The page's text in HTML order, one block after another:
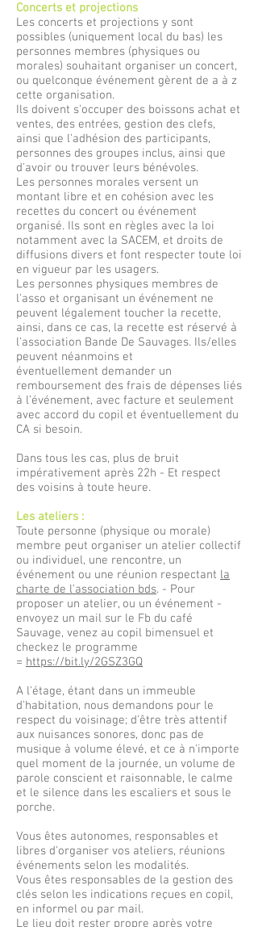
Concerts et projections
Les concerts et projections y sont
possibles (uniquement local du bas) les
personnes membres (physiques ou
morales) souhaitant organiser un concert,
ou quelconque événement gèrent de a à z
cette organisation.
Ils doivent s'occuper des boissons achat et
ventes, des entrées, gestion des clefs,
ainsi que l'adhésion des participants,
personnes des groupes inclus, ainsi que
d'avoir ou trouver leurs bénévoles.
Les personnes morales versent un
montant libre et en cohésion avec les
recettes du concert ou événement
organisé. Ils sont en règles avec la loi
notamment avec la SACEM, et droits de
diffusions divers et font respecter toute loi
en vigueur par les usagers.
Les personnes physiques membres de
l'asso et organisant un événement ne
peuvent légalement toucher la recette,
ainsi, dans ce cas, la recette est réservé à
l'association Bande De Sauvages. Ils/elles
peuvent néanmoins et
éventuellement demander un
remboursement des frais de dépenses liés
à l’événement, avec facture et seulement
avec accord du copil et éventuellement du
CA si besoin.
Dans tous les cas, plus de bruit
impérativement après 22h - Et respect
des voisins à toute heure.
Les ateliers :
Toute personne (physique ou morale)
membre peut organiser un atelier collectif
ou individuel, une rencontre, un
événement ou une réunion respectant la
charte de l'association bds. - Pour
proposer un atelier, ou un événement -
envoyez un mail sur le Fb du café
Sauvage, venez au copil bimensuel et
checkez le programme
= https://bit.ly/2GSZ3GQ
A l'étage, étant dans un immeuble
d'habitation, nous demandons pour le
respect du voisinage; d'être très attentif
aux nuisances sonores, donc pas de
musique à volume élevé, et ce à n'importe
quel moment de la journée, un volume de
parole conscient et raisonnable, le calme
et le silence dans les escaliers et sous le
porche.
Vous êtes autonomes, responsables et
libres d'organiser vos ateliers, réunions
événements selon les modalités.
Vous êtes responsables de la gestion des
clés selon les indications reçues en copil,
en informel ou par mail.
Le lieu doit rester propre après votre